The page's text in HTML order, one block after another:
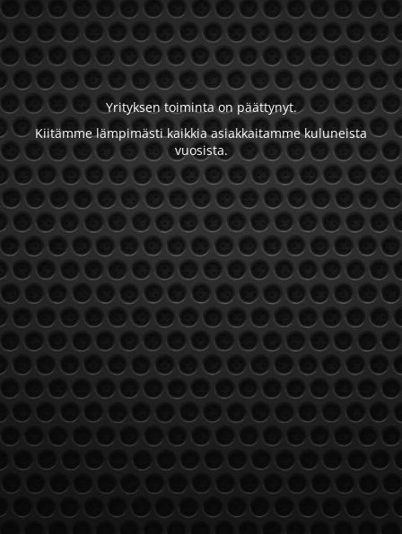
Yrityksen toiminta on päättynyt.
Kiitämme lämpimästi kaikkia asiakkaitamme kuluneista
vuosista.